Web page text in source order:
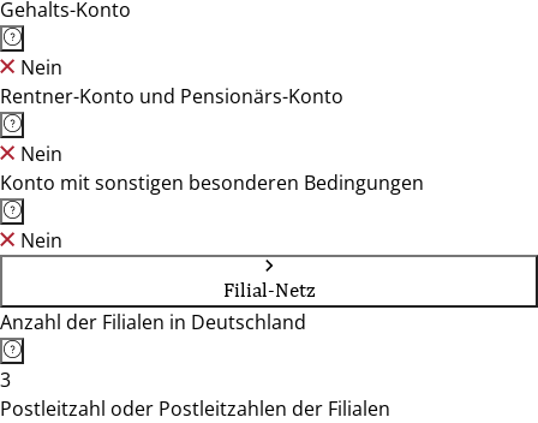
Gehalts-Konto
Nein
Rentner-Konto und Pensionärs-Konto
Nein
Konto mit sonstigen besonderen Bedingungen
Nein
Filial-Netz
Anzahl der Filialen in Deutschland
3
Postleitzahl oder Postleitzahlen der Filialen